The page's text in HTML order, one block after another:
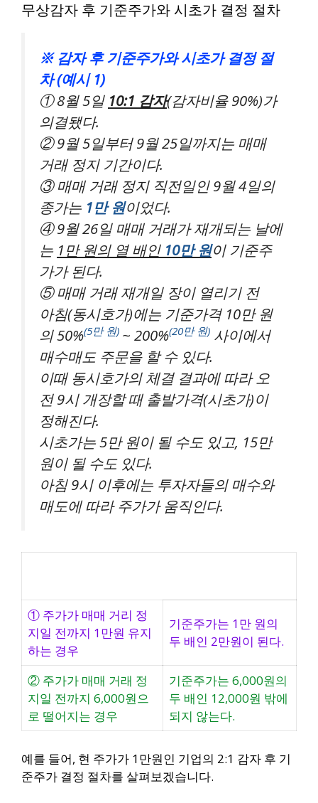
무상감자 후 기준주가와 시초가 결정 절차
※ 감자 후기준주가와시초가 결정 절
차 (예시 1)
① 8월 5일 10:1 감자(감자비율 90%)가
의결됐다.
② 9월 5일부터 9월 25일까지는 매매
거래 정지 기간이다.
③ 매매 거래 정지 직전일인 9월 4일의
종가는 1만 원이었다.
④ 9월 26일 매매 거래가 재개되는 날에
는 1만 원의 열 배인10만 원이 기준주
가가 된다.
⑤ 매매 거래 재개일 장이 열리기 전
아침(동시호가)에는 기준가격 10만 원
의 50%(5만 원) ~ 200%(20만 원) 사이에서
매수매도 주문을 할 수 있다.
이때 동시호가의 체결 결과에 따라 오
전 9시 개장할 때 출발가격(시초가)이
정해진다.
시초가는 5만 원이 될 수도 있고, 15만
원이 될 수도 있다.
아침 9시 이후에는 투자자들의 매수와
매도에 따라 주가가 움직인다.
① 주가가 매매 거리 정
지일 전까지 1만원 유지
하는 경우
기준주가는 1만 원의
두 배인 2만원이 된다.
② 주가가 매매 거래 정
지일 전까지 6,000원으
로 떨어지는 경우
기준주가는 6,000원의
두 배인 12,000원 밖에
되지 않는다.
예를 들어, 현 주가가 1만원인 기업의 2:1 감자 후 기
준주가 결정 절차를 살펴보겠습니다.